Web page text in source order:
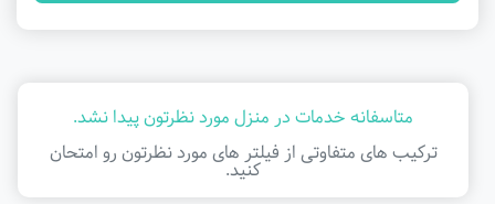
متاسفانه خدمات در منزل مورد نظرتون پیدا نشد.
ترکیب های متفاوتی از فیلتر ‌های مورد نظرتون رو امتحان
کنید.